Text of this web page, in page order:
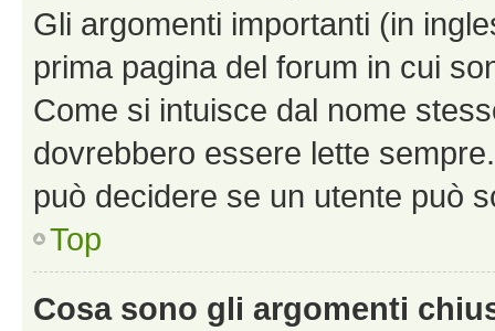
Gli argomenti importanti (in
prima pagina del forum in cui
Come si intuisce dal nome
dovrebbero essere lette
può decidere se un utente può
Top
Cosa sono gli argomenti